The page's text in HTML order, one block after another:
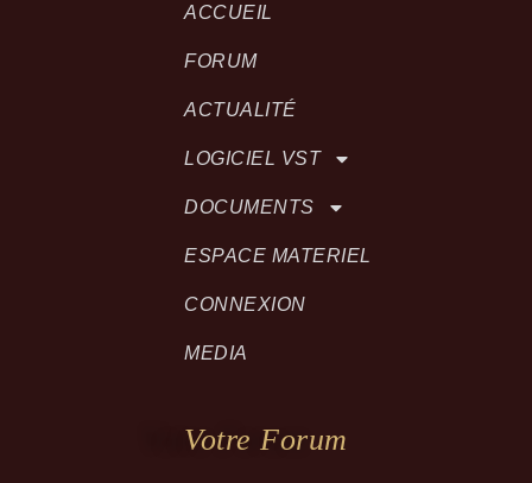
ACCUEIL
FORUM
ACTUALITÉ
LOGICIEL VST
DOCUMENTS
ESPACE MATERIEL
CONNEXION
MEDIA
Votre Forum